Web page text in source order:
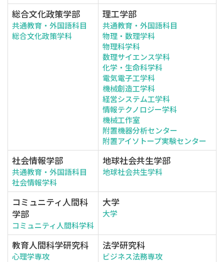
総合文化政策学部
共通教育・外国語科目
総合文化政策学科
理工学部
共通教育・外国語科目
物理・数理学科
物理科学科
数理サイエンス学科
化学・生命科学科
電気電子工学科
機械創造工学科
経営システム工学科
情報テクノロジー学科
機械工作室
附置機器分析センター
附置アイソトープ実験センター
社会情報学部
共通教育・外国語科目
社会情報学科
地球社会共生学部
地球社会共生学科
コミュニティ人間科
学部
コミュニティ人間科学科
大学
大学
教育人間科学研究科
心理学専攻
法学研究科
ビジネス法務専攻